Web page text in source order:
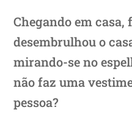
Chegando em
desembrulhou o
mirando-se no
não faz uma
pessoa?